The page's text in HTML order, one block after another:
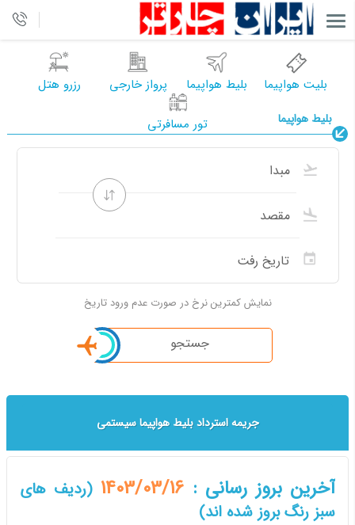
بلیت هواپیما بلیط هواپیما پرواز خارجی رزرو هتل
تور مسافرتی بلیط هواپیما
نمایش کمترین نرخ در صورت عدم ورود تاریخ
جستجو
جریمه استرداد بلیط هواپیما سیستمی
آخرین بروز رسانی : 1403/03/16 (ردیف های
سبز رنگ بروز شده اند)